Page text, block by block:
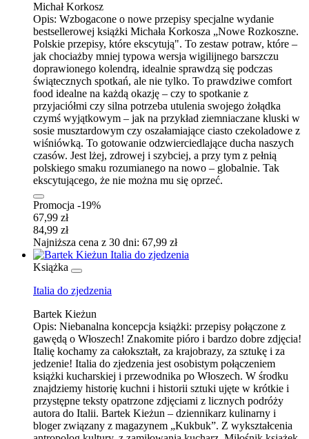
Michał Korkosz
Opis: Wzbogacone o nowe przepisy specjalne wydanie
bestsellerowej książki Michała Korkosza „Nowe Rozkoszne.
Polskie przepisy, które ekscytują". To zestaw potraw, które –
jak chociażby mniej typowa wersja wigilijnego barszczu
doprawionego kolendrą, idealnie sprawdzą się podczas
świątecznych spotkań, ale nie tylko. To prawdziwe comfort
food idealne na każdą okazję – czy to spotkanie z
przyjaciółmi czy silna potrzeba utulenia swojego żołądka
czymś wyjątkowym – jak na przykład ziemniaczane kluski w
sosie musztardowym czy oszałamiające ciasto czekoladowe z
wiśniówką. To gotowanie odzwierciedlające ducha naszych
czasów. Jest lżej, zdrowej i szybciej, a przy tym z pełnią
polskiego smaku rozumianego na nowo – globalnie. Tak
ekscytującego, że nie można mu się oprzeć.
Promocja -19%
67,99 zł
84,99 zł
Najniższa cena z 30 dni: 67,99 zł
Książka
Italia do zjedzenia
Bartek Kieżun
Opis: Niebanalna koncepcja książki: przepisy połączone z
gawędą o Włoszech! Znakomite pióro i bardzo dobre zdjęcia!
Italię kochamy za całokształt, za krajobrazy, za sztukę i za
jedzenie! Italia do zjedzenia jest osobistym połączeniem
książki kucharskiej i przewodnika po Włoszech. W środku
znajdziemy historię kuchni i historii sztuki ujęte w krótkie i
przystępne teksty opatrzone zdjęciami z licznych podróży
autora do Italii. Bartek Kieżun – dziennikarz kulinarny i
bloger związany z magazynem „Kukbuk”. Z wykształcenia